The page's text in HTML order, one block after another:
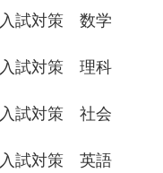
入試対策 数学
入試対策 理科
入試対策 社会
入試対策 英語